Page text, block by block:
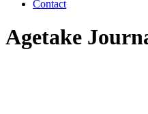
Contact
Agetake